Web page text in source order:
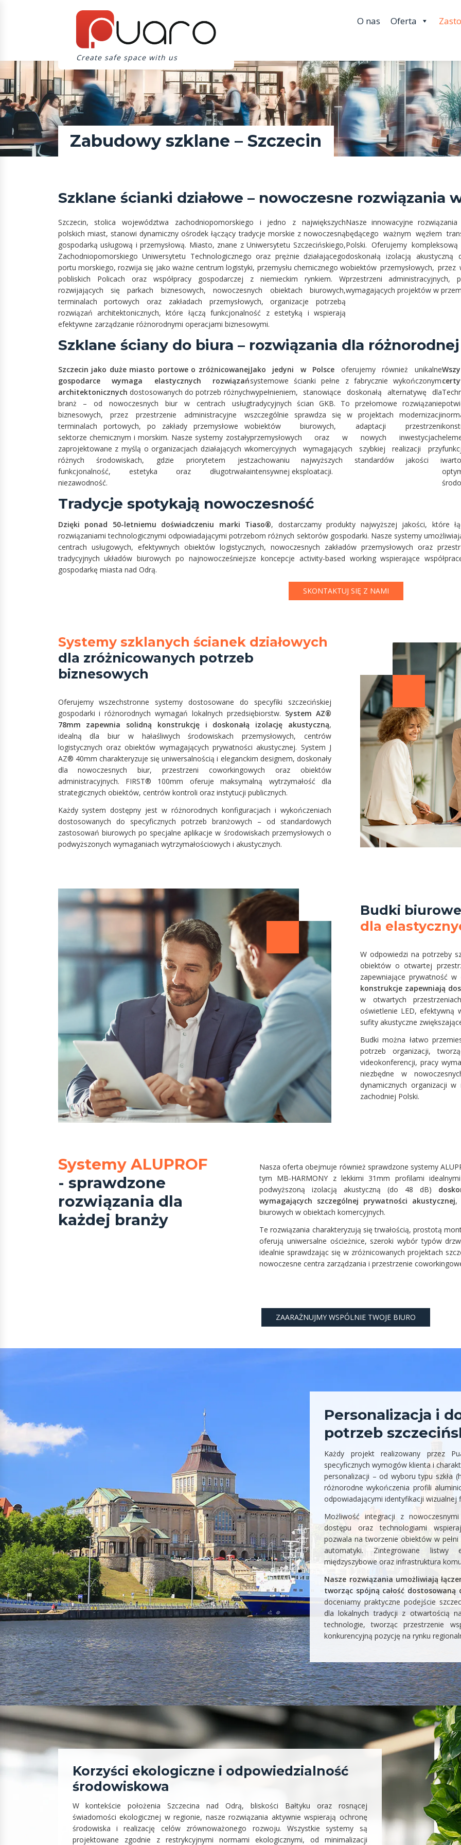
Create safe space with us
O nas Oferta
Zabudowy szklane – Szczecin
Szklane ścianki działowe – nowoczesne rozwiązania
Szczecin, stolica województwa zachodniopomorskiego i jedno z największych
polskich miast, stanowi dynamiczny ośrodek łączący tradycje morskie z nowoczesną
gospodarką usługową i przemysłową. Miasto, znane z Uniwersytetu Szczecińskiego,
Zachodniopomorskiego Uniwersytetu Technologicznego oraz prężnie działającego
portu morskiego, rozwija się jako ważne centrum logistyki, przemysłu chemicznego w
pobliskich Policach oraz współpracy gospodarczej z niemieckim rynkiem. W
rozwijających się parkach biznesowych, nowoczesnych obiektach biurowych,
terminalach portowych oraz zakładach przemysłowych, organizacje potrzebą
rozwiązań architektonicznych, które łączą funkcjonalność z estetyką i wspierają
efektywne zarządzanie różnorodnymi operacjami biznesowymi.
Nasze innowacyjne
będącego ważnym węzłem
Polski. Oferujemy
doskonałą izolacją
obiektów przemysłowych,
przestrzeni
wymagających projektów w
Szklane ściany do biura – rozwiązania dla
Szczecin jako duże miasto portowe o zróżnicowanej
gospodarce wymaga elastycznych rozwiązań
architektonicznych dostosowanych do potrzeb różnych
branż – od nowoczesnych biur w centrach usług
biznesowych, przez przestrzenie administracyjne w
terminalach portowych, po zakłady przemysłowe w
sektorze chemicznym i morskim. Nasze systemy zostały
zaprojektowane z myślą o organizacjach działających w
różnych środowiskach, gdzie priorytetem jest
funkcjonalność, estetyka oraz długotrwała
niezawodność.
Jako jedyni w Polsce oferujemy również unikalne
systemowe ścianki pełne z fabrycznie wykończonym
wypełnieniem, stanowiące doskonałą alternatywę dla
tradycyjnych ścian GKB. To przełomowe rozwiązanie
szczególnie sprawdza się w projektach modernizacji
obiektów biurowych, adaptacji przestrzeni
przemysłowych oraz w nowych inwestycjach
komercyjnych wymagających szybkiej realizacji przy
zachowaniu najwyższych standardów jakości i
intensywnej eksploatacji.
Tradycje spotykają nowoczesność
Dzięki ponad 50-letniemu doświadczeniu marki Tiaso®, dostarczamy produkty najwyższej jakości, które
rozwiązaniami technologicznymi odpowiadającymi potrzebom różnych sektorów gospodarki. Nasze systemy
centrach usługowych, efektywnych obiektów logistycznych, nowoczesnych zakładów przemysłowych oraz
tradycyjnych układów biurowych po najnowocześniejsze koncepcje activity-based working wspierające
gospodarkę miasta nad Odrą.
SKONTAKTUJ SIĘ Z NAMI
Systemy szklanych ścianek działowych
dla zróżnicowanych potrzeb
biznesowych
Oferujemy wszechstronne systemy dostosowane do specyfiki szczecińskiej
gospodarki i różnorodnych wymagań lokalnych przedsiębiorstw. System AZ®
78mm zapewnia solidną konstrukcję i doskonałą izolację akustyczną,
idealną dla biur w hałaśliwych środowiskach przemysłowych, centrów
logistycznych oraz obiektów wymagających prywatności akustycznej. System J
AZ® 40mm charakteryzuje się uniwersalnością i eleganckim designem, doskonały
dla nowoczesnych biur, przestrzeni coworkingowych oraz obiektów
administracyjnych. FIRST® 100mm oferuje maksymalną wytrzymałość dla
strategicznych obiektów, centrów kontroli oraz instytucji publicznych.
Każdy system dostępny jest w różnorodnych konfiguracjach i wykończeniach
dostosowanych do specyficznych potrzeb branżowych – od standardowych
zastosowań biurowych po specjalne aplikacje w środowiskach przemysłowych o
podwyższonych wymaganiach wytrzymałościowych i akustycznych.
Budki biurowe
dla
W odpowiedzi na potrzeby
obiektów o otwartej
zapewniające prywatność
konstrukcje zapewniają
w otwartych
oświetlenie LED, efektywną
sufity akustyczne
Budki można łatwo
potrzeb organizacji,
videokonferencji, pracy
niezbędne w
dynamicznych organizacji
zachodniej Polski.
Systemy ALUPROF
- sprawdzone
rozwiązania dla
każdej branży
Nasza oferta obejmuje również sprawdzone systemy
tym MB-HARMONY z lekkimi 31mm profilami
podwyższoną izolacją akustyczną (do 48 dB)
wymagających szczególnej prywatności akustycznej,
biurowych w obiektach komercyjnych.
Te rozwiązania charakteryzują się trwałością, prostotą
oferują uniwersalne ościeżnice, szeroki wybór typów
idealnie sprawdzając się w zróżnicowanych projektach
nowoczesne centra zarządzania i przestrzenie
ZAARAŻNUJMY WSPÓLNIE TWOJE BIURO
Personalizacja i
potrzeb
Każdy projekt realizowany przez
specyficznych wymogów klienta i
personalizacji – od wyboru typu szkła
różnorodne wykończenia profili
odpowiadającymi identyfikacji wizualnej
Możliwość integracji z
dostępu oraz technologiami
pozwala na tworzenie obiektów w
automatyki. Zintegrowane listwy
międzyszybowe oraz infrastruktura
Nasze rozwiązania umożliwiają
tworząc spójną całość
doceniamy praktyczne podejście
dla lokalnych tradycji z otwartością
technologie, tworząc przestrzenie
konkurencyjną pozycję na rynku
Korzyści ekologiczne i odpowiedzialność
środowiskowa
W kontekście położenia Szczecina nad Odrą, bliskości Bałtyku oraz rosnącej
świadomości ekologicznej w regionie, nasze rozwiązania aktywnie wspierają ochronę
środowiska i realizację celów zrównoważonego rozwoju. Wszystkie systemy są
projektowane zgodnie z restrykcyjnymi normami ekologicznymi, od minimalizacji